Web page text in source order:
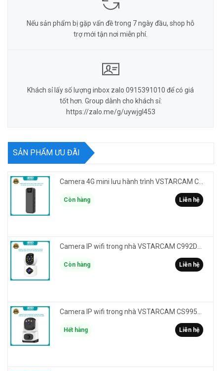
Nếu sản phẩm bị gặp vấn đề trong 7 ngày đầu, shop hỗ
trợ mới tận nơi miễn phí.
Khách sỉ lấy số lượng inbox zalo 0915391010 để có giá
tốt hơn. Group dành cho khách sỉ:
https://zalo.me/g/uywjgl453
SẢN PHẨM ƯU ĐÃI
Còn hàng Liên hệ
Camera IP wifi trong nhà VSTARCAM C992DR phân giải HD 2MP 2 màn hình - báo động, đàm thoại, có màu
Còn hàng Liên hệ
Hết hàng Liên hệ